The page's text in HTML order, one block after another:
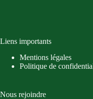
Liens importants
Mentions légales
Politique de
Nous rejoindre